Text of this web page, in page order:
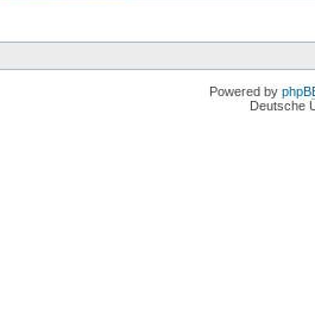
Powered by
Deutsche